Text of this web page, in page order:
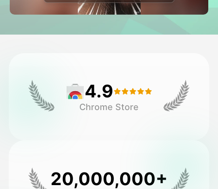
اویٹار ویڈیو
▼
دیگر اوزار 4.9
Chrome Store
20,000,000+